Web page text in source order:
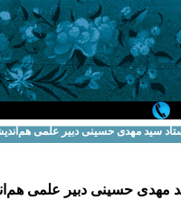
سید مهدی حسینی دبیر علمی
مهدی حسینی دبیر علمی